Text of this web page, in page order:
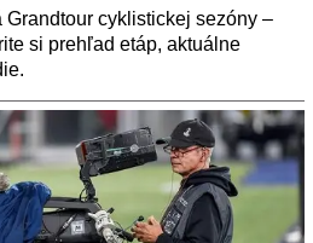
cyklistickej sezóny –
si prehľad etáp, aktuálne